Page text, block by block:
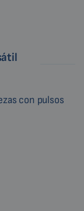
con pulsos